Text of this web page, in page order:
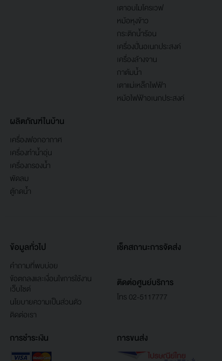
เตาอบไมโครเวฟ
หม้อหุงข้าว
กระติกน้ำร้อน
เครื่องปั่นอเนกประสงค์
เครื่องล้างจาน
กาต้มน้ำ
เตาแม่เหล็กไฟฟ้า
หม้อไฟฟ้าอเนกประสงค์
ผลิตภัณฑ์ในบ้าน
เครื่องฟอกอากาศ
เครื่องทำน้ำอุ่น
เครื่องกรองน้ำ
พัดลม
ตู้กดน้ำ
ข้อมูลทั่วไป
คำถามที่พบบ่อย
ข้อตกลงและเงื่อนไขการใช้งาน
เว็บไซต์
นโยบายความเป็นส่วนตัว
ติดต่อเรา
เช็คสถานะการจัดส่ง
ติดต่อศูนย์บริการ
โทร 02-5117777
การชำระเงิน การขนส่ง